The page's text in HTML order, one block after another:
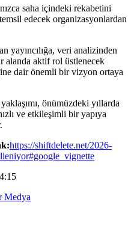
saha içindeki rekabetini
edecek organizasyonlardan
yayıncılığa, veri analizinden
alanda aktif rol üstlenecek
dair önemli bir vizyon ortaya
önümüzdeki yıllarda
ve etkileşimli bir yapıya
https://shiftdelete.net/2026-
Medya